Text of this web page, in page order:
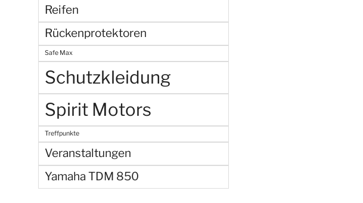
Reifen
Rückenprotektoren
Safe Max
Schutzkleidung
Spirit Motors
Treffpunkte
Veranstaltungen
Yamaha TDM 850